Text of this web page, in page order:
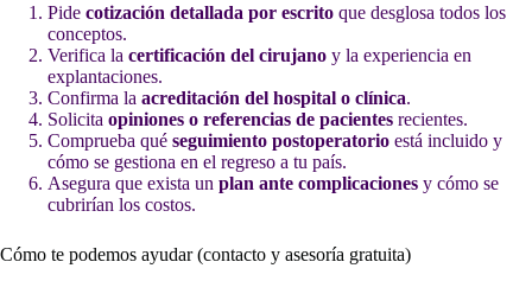
Pide cotización detallada por escrito que desglosa todos los
conceptos.
Verifica la certificación del cirujano y la experiencia en
explantaciones.
Confirma la acreditación del hospital o clínica.
Solicita opiniones o referencias de pacientes recientes.
Comprueba qué seguimiento postoperatorio está incluido y
cómo se gestiona en el regreso a tu país.
Asegura que exista un plan ante complicaciones y cómo se
cubrirían los costos.
Cómo te podemos ayudar (contacto y asesoría gratuita)